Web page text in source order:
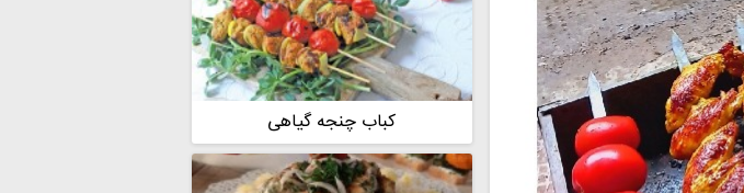
کباب چنجه گیاهی